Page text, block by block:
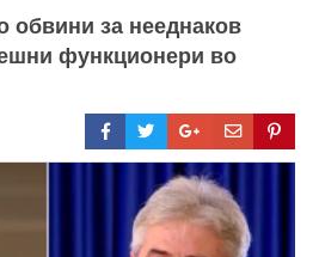
обвини за нееднаков
функционери во